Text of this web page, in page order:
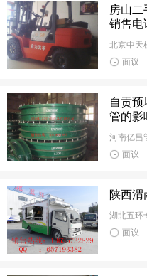
房山
销售电
北京中天
面议
自贡
管的影
河南亿昌
面议
陕西渭
湖北五环
面议